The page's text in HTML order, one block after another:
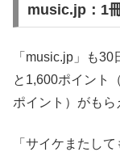
music.jp：1
「music.jp」も
と1,600ポイント
ポイント）がもら
「サイケまたし